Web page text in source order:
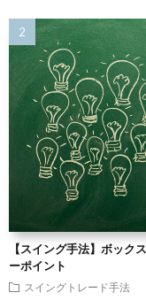
【スイング手法】ボック
ーポイント
スイングトレード手法